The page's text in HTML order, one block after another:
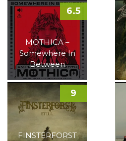
MOTHICA –
Somewhere In
Between
6.5
FINSTERFORST
9